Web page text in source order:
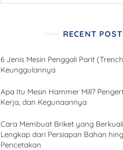
RECENT
6 Jenis Mesin Penggali Parit
Keunggulannya
Apa Itu Mesin Hammer Mill?
Kerja, dan Kegunaannya
Cara Membuat Briket yang
Lengkap dari Persiapan Bahan
Pencetakan